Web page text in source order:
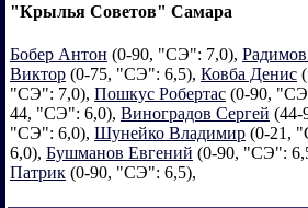
"Крылья Советов" Самара
Бобер Антон (0-90, "СЭ": 7,0),
Виктор (0-75, "СЭ": 6,5), Ковба Денис
"СЭ": 7,0), Пошкус Робертас (0-90,
44, "СЭ": 6,0), Виноградов Сергей (44-
"СЭ": 6,0), Шунейко Владимир (0-21,
6,0), Бушманов Евгений (0-90, "СЭ":
Патрик (0-90, "СЭ": 6,5),